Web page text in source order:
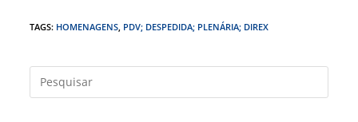
c
b
o
itt k
n
at
p
ss
g
tF
n
TAGS: HOMENAGENS PDV; DESPEDIDA; PLENÁRIA; DIREX
a